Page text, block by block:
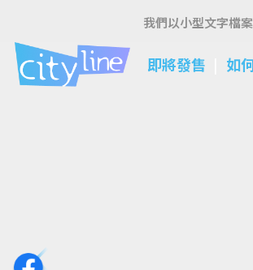
我們以小型文字檔
即將發售 如